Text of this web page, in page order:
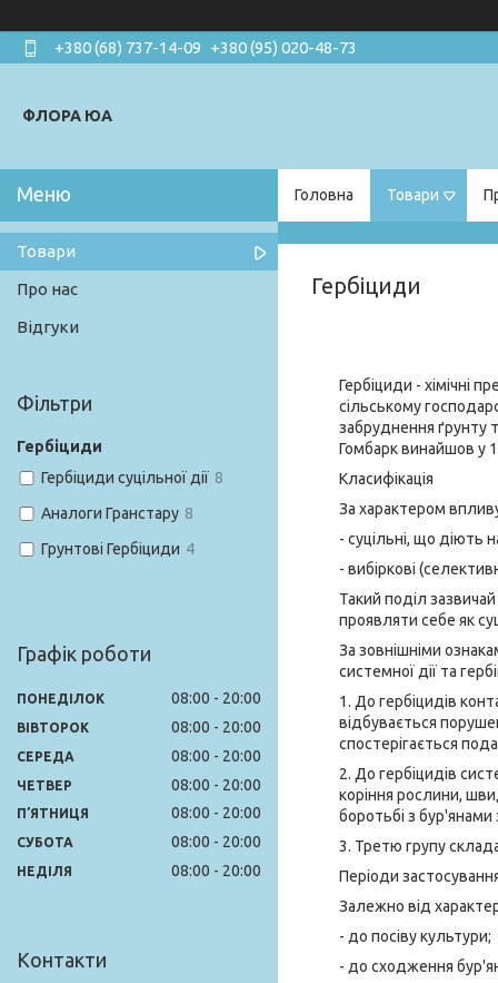
+380 (68) 737-14-09 +380 (95) 020-48-73
ФЛОРА ЮА
Головна Товари
Гербіциди
Гербіциди - хімічні
сільському
забруднення ґрунту
Гомбарк винайшов у
Класифікація
За характером
- суцільні, що діють
- вибіркові
Такий поділ
проявляти себе як
За зовнішніми
системної дії та
1. До гербіцидів
відбувається
спостерігається
2. До гербіцидів
коріння рослини,
боротьбі з
3. Третю групу
Періоди
Залежно від
- до посіву культури;
- до сходження
Товари
Про нас
Відгуки
Фільтри
Гербіциди
Гербіциди суцільної дії 8
Аналоги Гранстару 8
Грунтові Гербіциди 4
Графік роботи
ПОНЕДІЛОК 08:00 20:00
ВІВТОРОК 08:00 20:00
СЕРЕДА 08:00 20:00
ЧЕТВЕР 08:00 20:00
ПʼЯТНИЦЯ 08:00 20:00
СУБОТА 08:00 20:00
НЕДІЛЯ 08:00 20:00
Контакти